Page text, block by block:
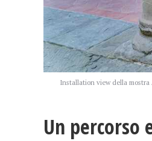
Installation view della mostra
Un